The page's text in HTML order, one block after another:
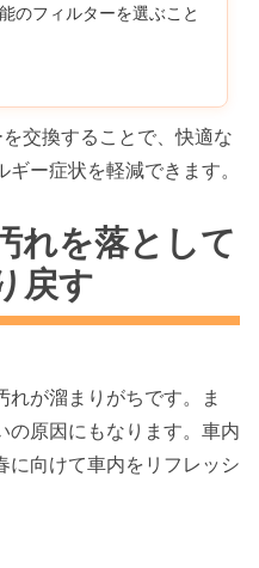
のフィルターを選ぶこと
交換することで、快適な
ー症状を軽減できます。
れを落として
戻す
が溜まりがちです。ま
の原因にもなります。車内
に向けて車内をリフレッシ